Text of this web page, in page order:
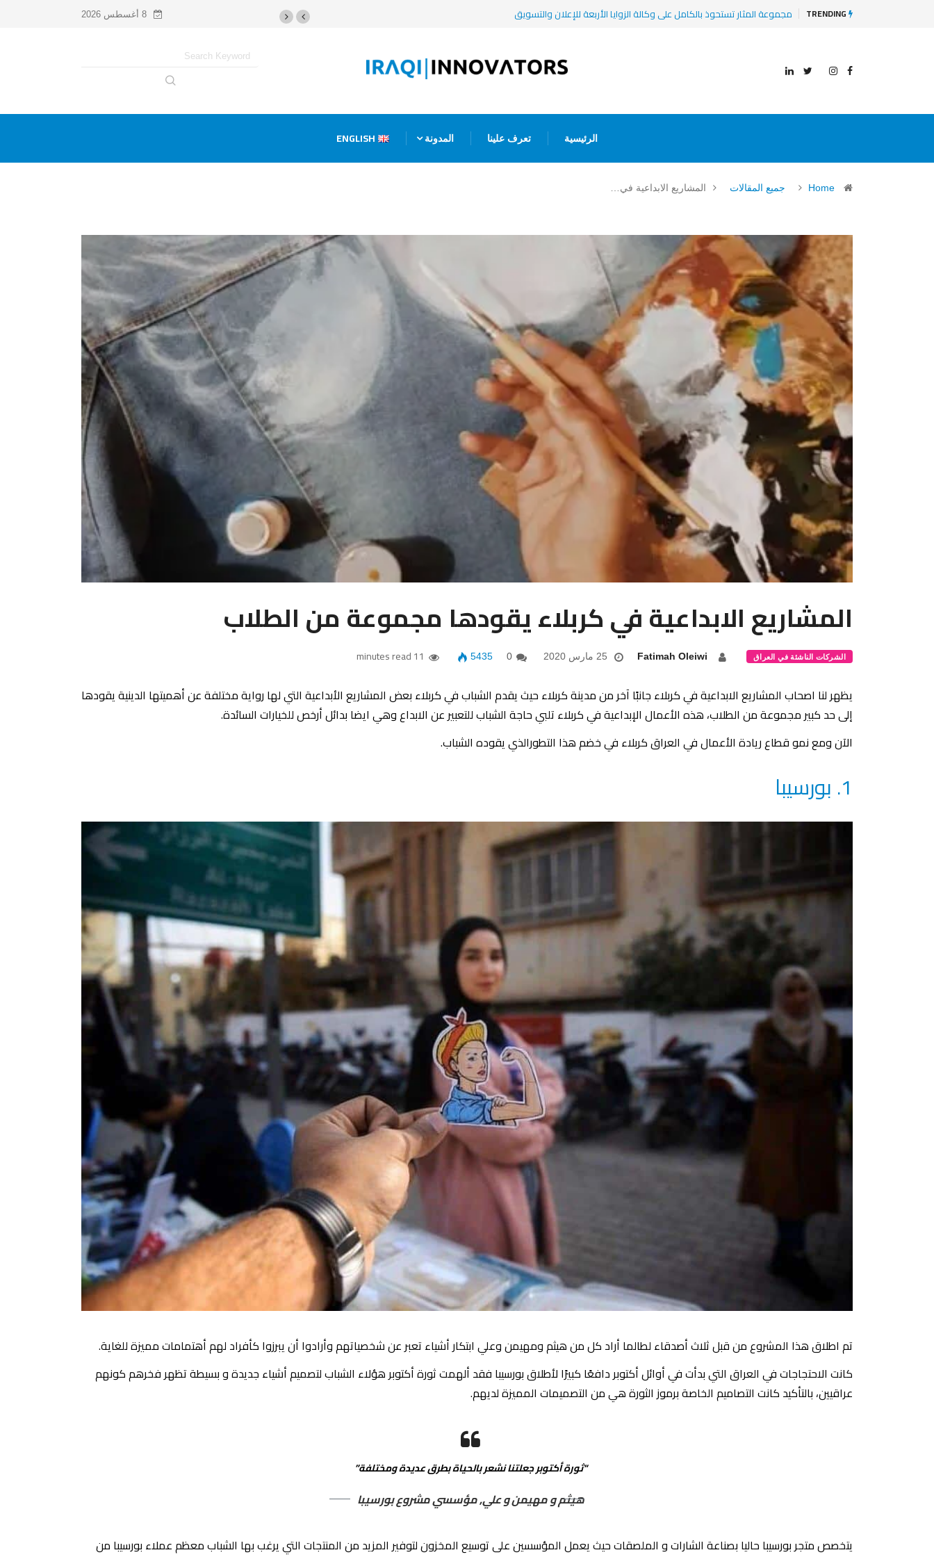
8 مشاريع وشركات ناشئة ومتوسعة عليها الأنظار في 2025
الرئيسية تعرف علينا المدونة ENGLISH
Home جميع المقالات المشاريع الابداعية في…
المشاريع الابداعية في كربلاء يقودها مجموعة من الطلاب
الشركات الناشئة في العراق Fatimah Oleiwi
0
5435
11 minutes read
يظهر لنا اصحاب المشاريع الابداعية في كربلاء جانبًا آخر من مدينة كربلاء حيث يقدم الشباب في كربلاء بعض المشاريع الأبداعية التي لها رواية مختلفة عن أهميتها الدينية يقودها
إلى حد كبير مجموعة من الطلاب، هذه الأعمال الإبداعية في كربلاء تلبي حاجة الشباب للتعبير عن الابداع وهي ايضا بدائل أرخص للخيارات السائدة.
الآن ومع نمو قطاع ريادة الأعمال في العراق كربلاء في خضم هذا التطورالذي يقوده الشباب.
1. بورسيبا
تم اطلاق هذا المشروع من قبل ثلاث أصدقاء لطالما أراد كل من هيثم ومهيمن وعلي ابتكار أشياء تعبر عن شخصياتهم وأرادوا أن يبرزوا كأفراد لهم أهتمامات مميزة للغاية.
كانت الاحتجاجات في العراق التي بدأت في أوائل أكتوبر دافعًا كبيرًا لأطلاق بورسيبا فقد ألهمت ثورة أكتوبر هؤلاء الشباب لتصميم أشياء جديدة و بسيطة تظهر فخرهم كونهم
عراقيين، بالتأكيد كانت التصاميم الخاصة برموز الثورة هي من التصميمات المميزة لديهم.
“ثورة أكتوبر جعلتنا نشعر بالحياة بطرق عديدة ومختلفة”
هيثم و مهيمن و علي, مؤسسي مشروع بورسيبا
يتخصص متجر بورسيبا حاليا بصناعة الشارات و الملصقات حيث يعمل المؤسسين على توسيع المخزون لتوفير المزيد من المنتجات التي يرغب بها الشباب معظم عملاء بورسيبا من